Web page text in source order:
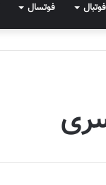
فوتبال فوتسال